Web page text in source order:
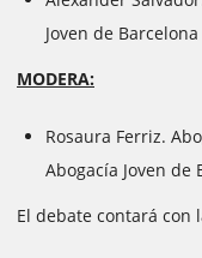
Joven de Barcelona
MODERA:
Rosaura Ferriz.
Abogacía Joven de
El debate contará con